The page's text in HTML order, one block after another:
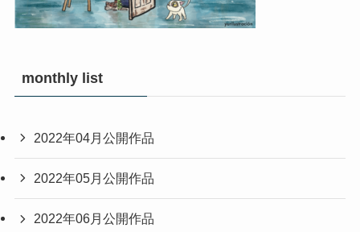
monthly list
2022年04月公開作品
2022年05月公開作品
2022年06月公開作品